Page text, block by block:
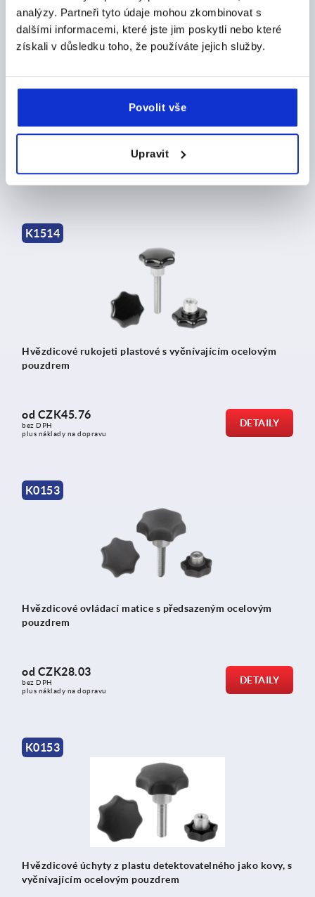
analýzy. Partneři tyto údaje mohou zkombinovat s
dalšími informacemi, které jste jim poskytli nebo které
získali v důsledku toho, že používáte jejich služby.
Povolit vše
Upravit
plus náklady na dopravu
K1514
Hvězdicové rukojeti plastové s vyčnívajícím ocelovým
pouzdrem
od CZK45.76
bez DPH
plus náklady na dopravu
DETAILY
K0153
Hvězdicové ovládací matice s předsazeným ocelovým
pouzdrem
od CZK28.03
bez DPH
plus náklady na dopravu
DETAILY
K0153
Hvězdicové úchyty z plastu detektovatelného jako kovy, s
vyčnívajícím ocelovým pouzdrem